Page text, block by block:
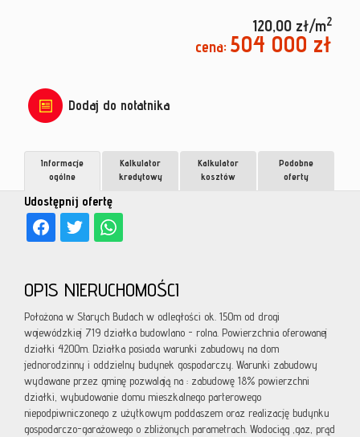
120,00 zł/m2
cena: 504 000 zł
Dodaj do notatnika
Udostępnij ofertę
Informacje
ogólne
Kalkulator
kredytowy
Kalkulator
kosztów
Podobne
oferty
OPIS NIERUCHOMOŚCI
Położona w Starych Budach w odległości ok. 150m od drogi
wojewódzkiej 719 działka budowlano - rolna. Powierzchnia oferowanej
działki 4200m. Działka posiada warunki zabudowy na dom
jednorodzinny i oddzielny budynek gospodarczy. Warunki zabudowy
wydawane przez gminę pozwalają na : zabudowę 18% powierzchni
działki, wybudowanie domu mieszkalnego parterowego
niepodpiwniczonego z użytkowym poddaszem oraz realizację budynku
gospodarczo-garażowego o zbliżonych parametrach. Wodociąg ,gaz, prąd